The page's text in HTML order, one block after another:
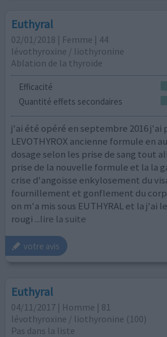
Euthyral
02/01/2018 | Femme | 44
lévothyroxine / liothyronine
Ablation de la thyroïde
Efficacité
Quantité effets secondaires
j'ai été opéré en septembre 2016 j'ai
LEVOTHYROX ancienne formule en
dosage selon les prise de sang tout
prise de la nouvelle formule et la la
crise d'angoisse enkylosement du
fournillement et gonflement du
on m'a mis sous EUTHYRAL et la j'ai
rougi ...lire la suite
votre avis
Euthyral
04/11/2017 | Homme | 81
lévothyroxine / liothyronine (100)
Pas dans la liste